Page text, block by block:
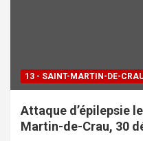
13 - SAINT-MARTIN-DE-
Attaque d’épilepsie
Martin-de-Crau, 30